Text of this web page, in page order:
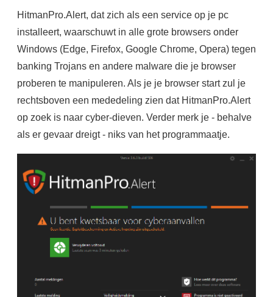
HitmanPro.Alert, dat zich als een service op je pc
installeert, waarschuwt in alle grote browsers onder
Windows (Edge, Firefox, Google Chrome, Opera) tegen
banking Trojans en andere malware die je browser
proberen te manipuleren. Als je je browser start zul je
rechtsboven een mededeling zien dat HitmanPro.Alert
op zoek is naar cyber-dieven. Verder merk je - behalve
als er gevaar dreigt - niks van het programmaatje.